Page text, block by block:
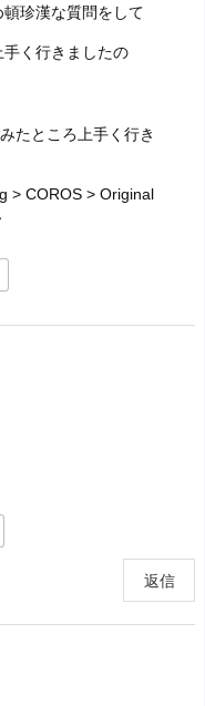
珍漢な質問をして
く行きましたの
たところ上手く行き
> COROS > Original
返信